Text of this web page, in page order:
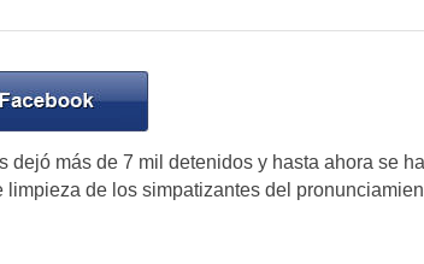
dejó más de 7 mil detenidos y hasta ahora se ha
de los simpatizantes del